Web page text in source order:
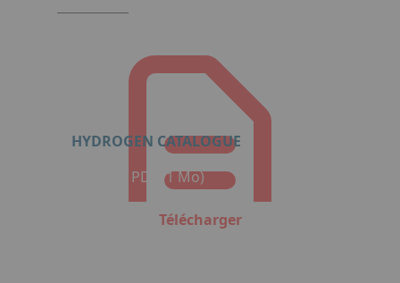
HYDROGEN CATALOGUE
Format : PDF (1 Mo)
Télécharger